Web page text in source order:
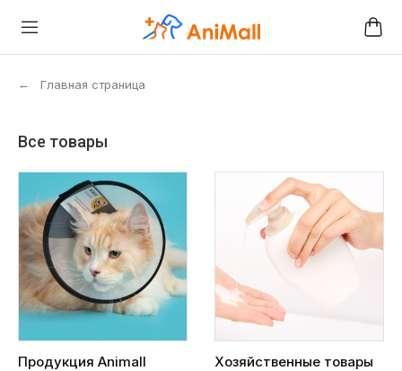
← Главная страница
Все товары
Продукция Animall Хозяйственные товары